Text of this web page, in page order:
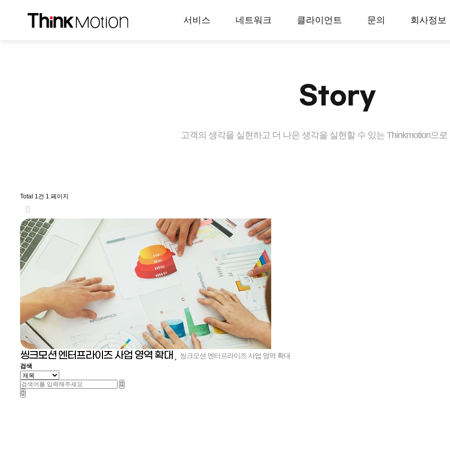
서비스 네트워크 클라이언트 문의 회사정보
Story
고객의 생각을 실현하고 더 나은 생각을 실현할 수 있는 Thinkmotion으
Total 1건 1 페이지
씽크모션 엔터프라이즈 사업 영역 확대 씽크모션 엔터프라이즈 사업 영역 확대
검색